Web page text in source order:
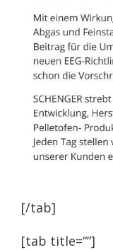
[/tab]
[tab title=““]